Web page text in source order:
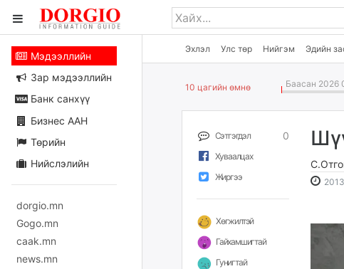
Эхлэл Улс төр Нийгэм Эдийн
Мэдээллийн
Зар мэдээллийн
Банк санхүү
Бизнес ААН
Төрийн
Нийслэлийн
dorgio.mn
Gogo.mn
caak.mn
news.mn
10 цагийн өмнө Баасан 2026
Сэтгэгдэл 0
Хуваалцах
Жиргээ
Хөгжилтэй
Гайхамшигтай
Гунигтай